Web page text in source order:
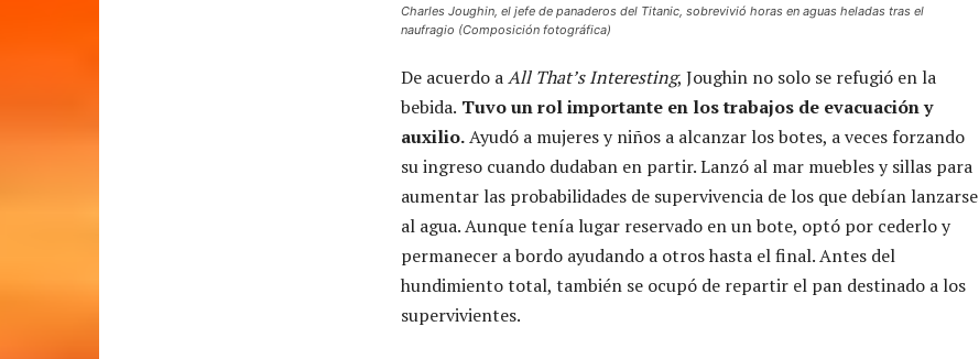
Charles Joughin, el jefe de panaderos del Titanic, sobrevivió horas en aguas heladas tras el
naufragio (Composición fotográfica)
De acuerdo aAll That’s Interesting, Joughin no solo se refugió en la
bebida. Tuvo un rol importante en los trabajos de evacuación y
auxilio.Ayudó a mujeres y niños a alcanzar los botes, a veces forzando
su ingreso cuando dudaban en partir. Lanzó al mar muebles y sillas para
aumentar las probabilidades de supervivencia de los que debían lanzarse
al agua. Aunque tenía lugar reservado en un bote, optó por cederlo y
permanecer a bordo ayudando a otros hasta el final. Antes del
hundimiento total, también se ocupó de repartir el pan destinado a los
supervivientes.